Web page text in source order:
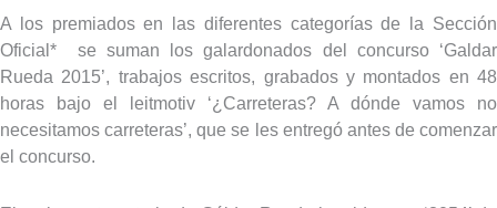
A los premiados en las diferentes categorías de la Sección
Oficial* se suman los galardonados del concurso ‘Galdar
Rueda 2015’, trabajos escritos, grabados y montados en 48
horas bajo el leitmotiv ‘¿Carreteras? A dónde vamos no
necesitamos carreteras’, que se les entregó antes de comenzar
el concurso.